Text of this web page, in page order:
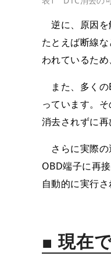
逆に、原因を
たとえば断線
われているため
また、多くの
っています。
消去されずに再
さらに実際の
OBD端子に再
自動的に実行
■ 現在